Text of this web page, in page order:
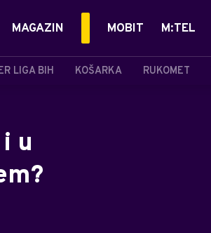
LIGA BIH KOŠARKA RUKOMET
MAGAZIN MOBIT M:TEL
u